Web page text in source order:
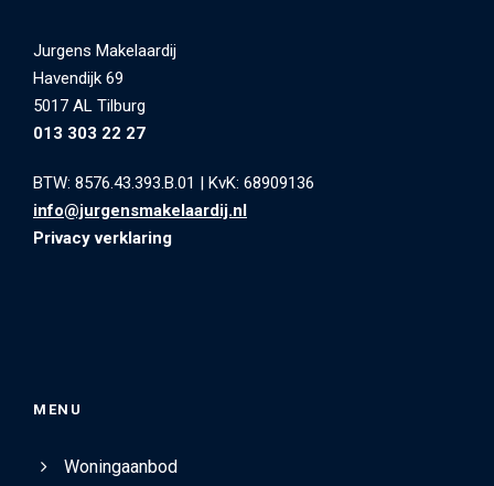
Jurgens Makelaardij
Havendijk 69
5017 AL Tilburg
013 303 22 27
BTW: 8576.43.393.B.01 | KvK: 68909136
info@jurgensmakelaardij.nl
Privacy verklaring
MENU
Woningaanbod